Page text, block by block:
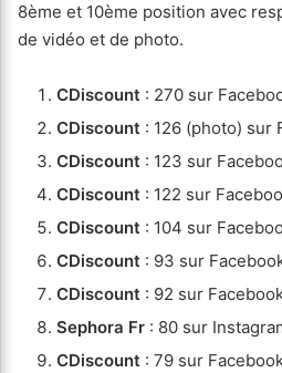
8ème et 10ème position avec
de vidéo et de photo.
CDiscount : 270 sur
CDiscount : 126 (photo) sur
CDiscount : 123 sur
CDiscount : 122 sur
CDiscount : 104 sur
CDiscount : 93 sur
CDiscount : 92 sur
Sephora Fr : 80 sur
CDiscount : 79 sur